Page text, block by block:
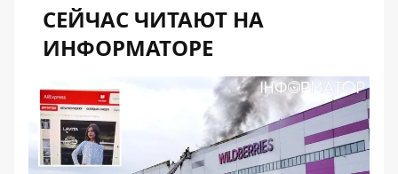
СЕЙЧАС ЧИТАЮТ НА
ИНФОРМАТОРЕ